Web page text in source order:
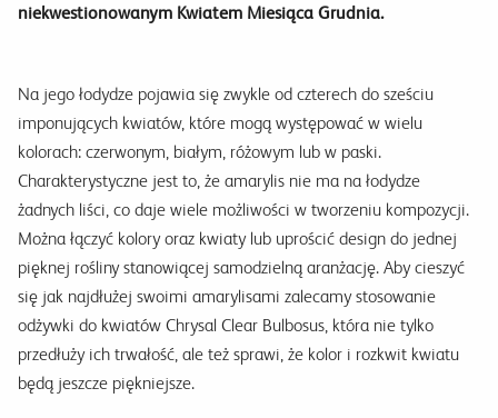
niekwestionowanym Kwiatem Miesiąca Grudnia.
Na jego łodydze pojawia się zwykle od czterech do sześciu
imponujących kwiatów, które mogą występować w wielu
kolorach: czerwonym, białym, różowym lub w paski.
Charakterystyczne jest to, że amarylis nie ma na łodydze
żadnych liści, co daje wiele możliwości w tworzeniu kompozycji.
Można łączyć kolory oraz kwiaty lub uprościć design do jednej
pięknej rośliny stanowiącej samodzielną aranżację. Aby cieszyć
się jak najdłużej swoimi amarylisami zalecamy stosowanie
odżywki do kwiatów Chrysal Clear Bulbosus, która nie tylko
przedłuży ich trwałość, ale też sprawi, że kolor i rozkwit kwiatu
będą jeszcze piękniejsze.